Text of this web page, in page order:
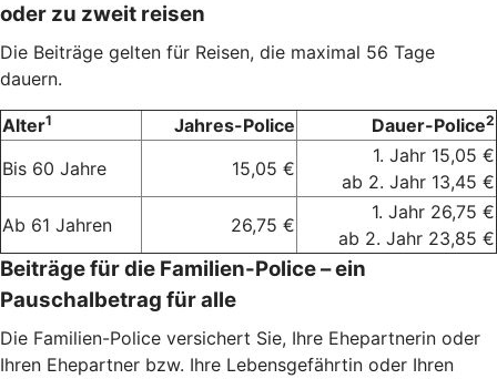
oder zu zweit reisen
Die Beiträge gelten für Reisen, die maximal 56 Tage
dauern.
Alter1 Jahres-Police Dauer-Police2
Bis 60 Jahre 15,05 €
1. Jahr 15,05 €
ab 2. Jahr 13,45 €
Ab 61 Jahren
26,75 €
1. Jahr 26,75 €
ab 2. Jahr 23,85 €
Beiträge für die Familien-Police – ein
Pauschalbetrag für alle
Die Familien-Police versichert Sie, Ihre Ehepartnerin oder
Ihren Ehepartner bzw. Ihre Lebensgefährtin oder Ihren